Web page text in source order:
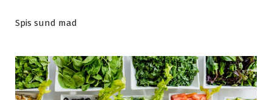
Spis sund mad